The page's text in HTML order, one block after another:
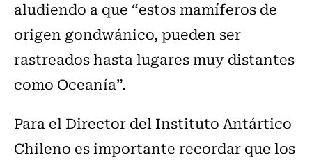
aludiendo a que “estos mamíferos de
origen gondwánico, pueden ser
rastreados hasta lugares muy distantes
como Oceanía”.
Para el Director del Instituto Antártico
Chileno es importante recordar que los